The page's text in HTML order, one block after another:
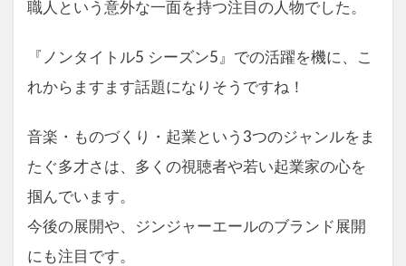
職人という意外な一面を持つ注目の人物でした。
『ノンタイトル5 シーズン5』での活躍を機に、こ
れからますます話題になりそうですね！
音楽・ものづくり・起業という3つのジャンルをま
たぐ多才さは、多くの視聴者や若い起業家の心を
掴んでいます。
今後の展開や、ジンジャーエールのブランド展開
にも注目です。